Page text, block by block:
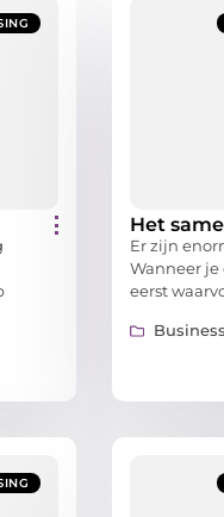
Het
Er zijn
Wanneer
eerst